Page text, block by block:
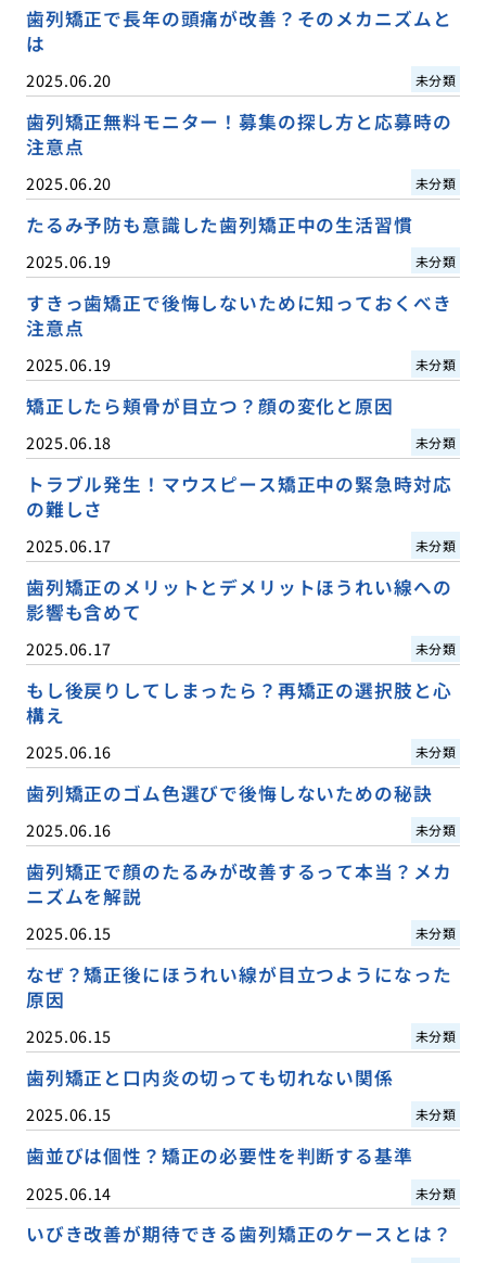
歯列矯正で長年の頭痛が改善？そのメカニズムと
は
2025.06.20 未分類
歯列矯正無料モニター！募集の探し方と応募時の
注意点
2025.06.20 未分類
たるみ予防も意識した歯列矯正中の生活習慣
2025.06.19 未分類
すきっ歯矯正で後悔しないために知っておくべき
注意点
2025.06.19 未分類
矯正したら頬骨が目立つ？顔の変化と原因
2025.06.18 未分類
トラブル発生！マウスピース矯正中の緊急時対応
の難しさ
2025.06.17 未分類
歯列矯正のメリットとデメリットほうれい線への
影響も含めて
2025.06.17 未分類
もし後戻りしてしまったら？再矯正の選択肢と心
構え
2025.06.16 未分類
歯列矯正のゴム色選びで後悔しないための秘訣
2025.06.16 未分類
歯列矯正で顔のたるみが改善するって本当？メカ
ニズムを解説
2025.06.15 未分類
なぜ？矯正後にほうれい線が目立つようになった
原因
2025.06.15 未分類
歯列矯正と口内炎の切っても切れない関係
2025.06.15 未分類
歯並びは個性？矯正の必要性を判断する基準
2025.06.14 未分類
いびき改善が期待できる歯列矯正のケースとは？